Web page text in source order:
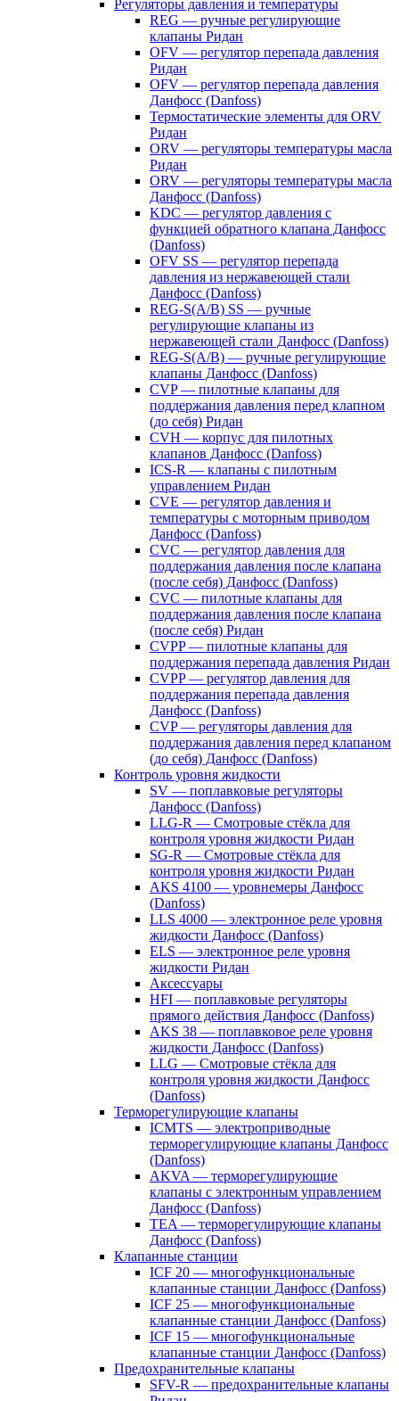
Регуляторы давления и температуры
REG — ручные регулирующие
клапаны Ридан
OFV — регулятор перепада давления
Ридан
OFV — регулятор перепада давления
Данфосс (Danfoss)
Термостатические элементы для ORV
Ридан
ORV — регуляторы температуры масла
Ридан
ORV — регуляторы температуры масла
Данфосс (Danfoss)
KDC — регулятор давления с
функцией обратного клапана Данфосс
(Danfoss)
OFV SS — регулятор перепада
давления из нержавеющей стали
Данфосс (Danfoss)
REG-S(A/B) SS — ручные
регулирующие клапаны из
нержавеющей стали Данфосс (Danfoss)
REG-S(A/B) — ручные регулирующие
клапаны Данфосс (Danfoss)
CVP — пилотные клапаны для
поддержания давления перед клапном
(до себя) Ридан
CVH — корпус для пилотных
клапанов Данфосс (Danfoss)
ICS-R — клапаны с пилотным
управлением Ридан
CVE — регулятор давления и
температуры с моторным приводом
Данфосс (Danfoss)
CVС — регулятор давления для
поддержания давления после клапана
(после себя) Данфосс (Danfoss)
CVС — пилотные клапаны для
поддержания давления после клапана
(после себя) Ридан
CVPP — пилотные клапаны для
поддержания перепада давления Ридан
CVPP — регулятор давления для
поддержания перепада давления
Данфосс (Danfoss)
CVP — регуляторы давления для
поддержания давления перед клапаном
(до себя) Данфосс (Danfoss)
Контроль уровня жидкости
SV — поплавковые регуляторы
Данфосс (Danfoss)
LLG-R — Смотровые стёкла для
контроля уровня жидкости Ридан
SG-R — Смотровые стёкла для
контроля уровня жидкости Ридан
AKS 4100 — уровнемеры Данфосс
(Danfoss)
LLS 4000 — электронное реле уровня
жидкости Данфосс (Danfoss)
ELS — электронное реле уровня
жидкости Ридан
Аксессуары
HFI — поплавковые регуляторы
прямого действия Данфосс (Danfoss)
AKS 38 — поплавковое реле уровня
жидкости Данфосс (Danfoss)
LLG — Смотровые стёкла для
контроля уровня жидкости Данфосс
(Danfoss)
Терморегулирующие клапаны
ICMTS — электроприводные
терморегулирующие клапаны Данфосс
(Danfoss)
AKVA — терморегулирующие
клапаны с электронным управлением
Данфосс (Danfoss)
TEA — терморегулирующие клапаны
Данфосс (Danfoss)
Клапанные станции
ICF 20 — многофункциональные
клапанные станции Данфосс (Danfoss)
ICF 25 — многофункциональные
клапанные станции Данфосс (Danfoss)
ICF 15 — многофункциональные
клапанные станции Данфосс (Danfoss)
Предохранительные клапаны
SFV-R — предохранительные клапаны